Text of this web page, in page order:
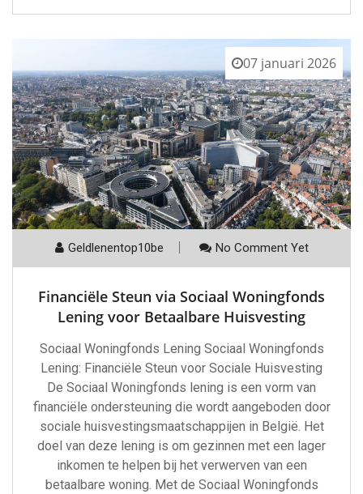
07 januari 2026
Geldlenentop10be No Comment Yet
Financiële Steun via Sociaal Woningfonds
Lening voor Betaalbare Huisvesting
Sociaal Woningfonds Lening Sociaal Woningfonds
Lening: Financiële Steun voor Sociale Huisvesting
De Sociaal Woningfonds lening is een vorm van
financiële ondersteuning die wordt aangeboden door
sociale huisvestingsmaatschappijen in België. Het
doel van deze lening is om gezinnen met een lager
inkomen te helpen bij het verwerven van een
betaalbare woning. Met de Sociaal Woningfonds